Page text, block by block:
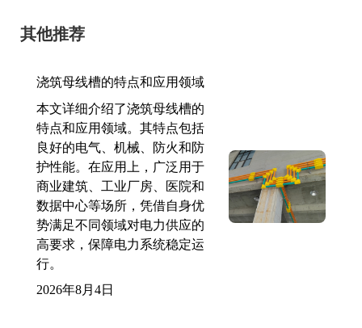
其他推荐
浇筑母线槽的特点和应用领域
本文详细介绍了浇筑母线槽的
特点和应用领域。其特点包括
良好的电气、机械、防火和防
护性能。在应用上，广泛用于
商业建筑、工业厂房、医院和
数据中心等场所，凭借自身优
势满足不同领域对电力供应的
高要求，保障电力系统稳定运
行。
2026年8月4日